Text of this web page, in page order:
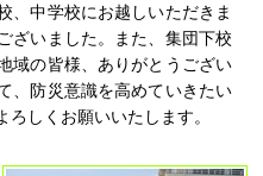
中学校にお越しいただきま
ざいました。また、集団下校
域の皆様、ありがとうござい
、防災意識を高めていきたい
しくお願いいたします。